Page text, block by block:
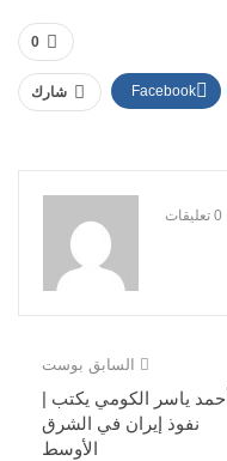
0
شارك Facebook
0 تعليقات
السابق بوست
أحمد ياسر الكومي يكتب |
نفوذ إيران في الشرق
الأوسط